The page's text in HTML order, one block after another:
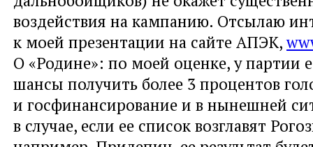
воздействия на кампанию. Отсылаю
к моей презентации на сайте АПЭК,
О «Родине»: по моей оценке, у партии
шансы получить более 3 процентов
и госфинансирование и в нынешней
в случае, если ее список возглавят